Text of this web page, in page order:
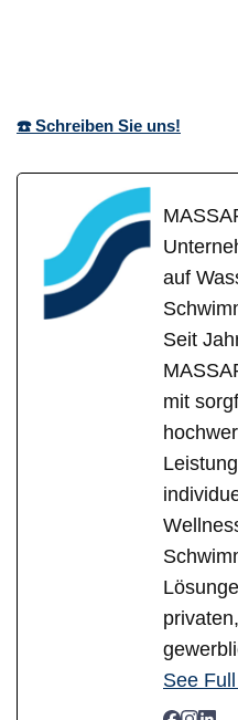
☎️ Schreiben Sie uns!
auf
Seit
mit
See